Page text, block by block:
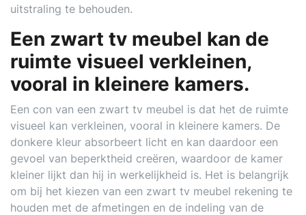
uitstraling te behouden.
Een zwart tv meubel kan de
ruimte visueel verkleinen,
vooral in kleinere kamers.
Een con van een zwart tv meubel is dat het de ruimte
visueel kan verkleinen, vooral in kleinere kamers. De
donkere kleur absorbeert licht en kan daardoor een
gevoel van beperktheid creëren, waardoor de kamer
kleiner lijkt dan hij in werkelijkheid is. Het is belangrijk
om bij het kiezen van een zwart tv meubel rekening te
houden met de afmetingen en de indeling van de